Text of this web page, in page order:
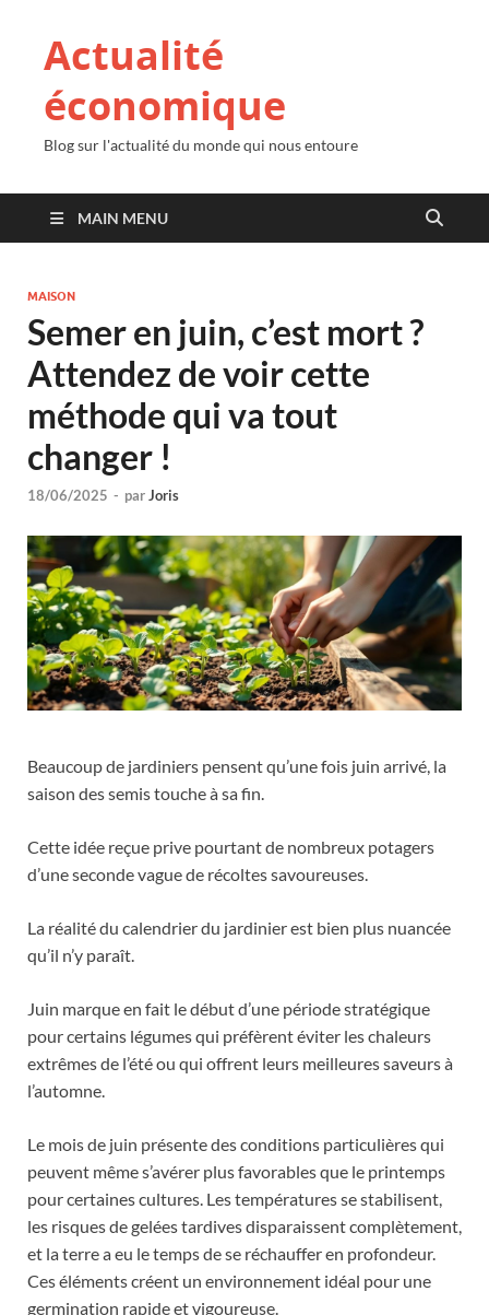
Actualité
économique
Blog sur l'actualité du monde qui nous entoure
MAIN MENU
MAISON
Semer en juin, c’est mort ?
Attendez de voir cette
méthode qui va tout
changer !
18/06/2025 - parJoris
Beaucoup de jardiniers pensent qu’une fois juin arrivé, la
saison des semis touche à sa fin.
Cette idée reçue prive pourtant de nombreux potagers
d’une seconde vague de récoltes savoureuses.
La réalité du calendrier du jardinier est bien plus nuancée
qu’il n’y paraît.
Juin marque en fait le début d’une période stratégique
pour certains légumes qui préfèrent éviter les chaleurs
extrêmes de l’été ou qui offrent leurs meilleures saveurs à
l’automne.
Le mois de juin présente des conditions particulières qui
peuvent même s’avérer plus favorables que le printemps
pour certaines cultures. Les températures se stabilisent,
les risques de gelées tardives disparaissent complètement,
et la terre a eu le temps de se réchauffer en profondeur.
Ces éléments créent un environnement idéal pour une
germination rapide et vigoureuse.